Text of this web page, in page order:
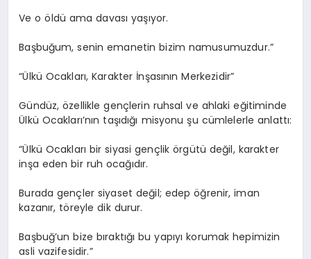
Ve o öldü ama davası yaşıyor.
Başbuğum, senin emanetin bizim namusumuzdur.”
“Ülkü Ocakları, Karakter İnşasının Merkezidir”
Gündüz, özellikle gençlerin ruhsal ve ahlaki eğitiminde
Ülkü Ocakları’nın taşıdığı misyonu şu cümlelerle anlattı:
“Ülkü Ocakları bir siyasi gençlik örgütü değil, karakter
inşa eden bir ruh ocağıdır.
Burada gençler siyaset değil; edep öğrenir, iman
kazanır, töreyle dik durur.
Başbuğ’un bize bıraktığı bu yapıyı korumak hepimizin
asli vazifesidir.”